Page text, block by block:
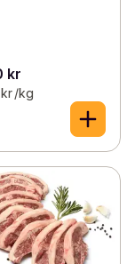
kr
/kg